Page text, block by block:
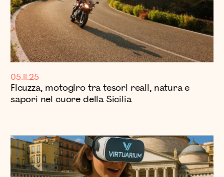
05.11.25
Ficuzza, motogiro tra tesori reali, natura e
sapori nel cuore della Sicilia